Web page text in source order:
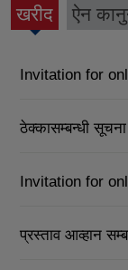
खरीद
(active
ऐन
Invitation for
ठेक्कासम्बन्धी सूचना
Invitation for
प्रस्ताव आव्हान